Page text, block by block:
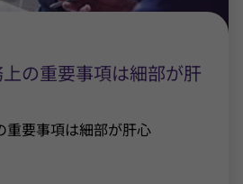
の重要事項は細部が肝
重要事項は細部が肝心